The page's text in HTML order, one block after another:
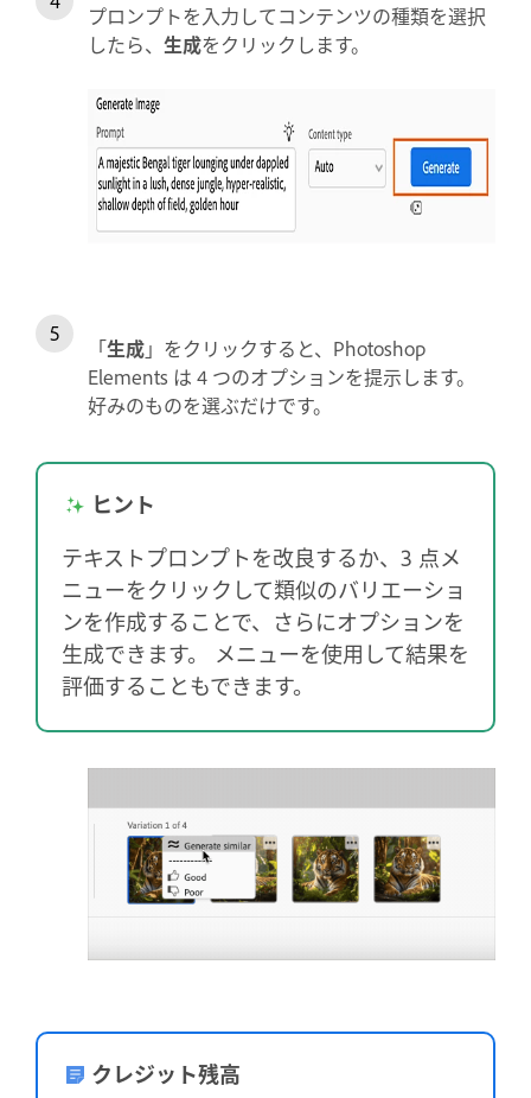
プロンプトを入力してコンテンツの種類を選択
したら、 生成をクリックします。
「生成」をクリックすると、Photoshop
Elements は 4 つのオプションを提示します。
好みのものを選ぶだけです。
ヒント
テキストプロンプトを改良するか、3 点メ
ニューをクリックして類似のバリエーショ
ンを作成することで、さらにオプションを
生成できます。 メニューを使用して結果を
評価することもできます。
クレジット残高